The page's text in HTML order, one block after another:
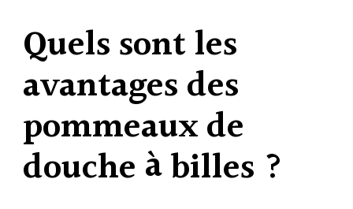
Quels sont les
avantages des
pommeaux de
douche à billes ?